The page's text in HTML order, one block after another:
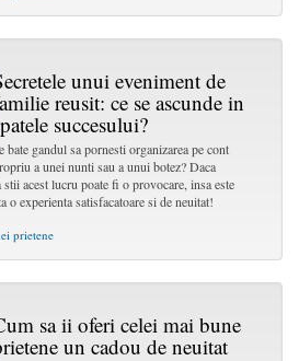
unui eveniment de
reusit: ce se ascunde in
succesului?
bate gandul sa pornesti organizarea pe cont
a unei nunti sau a unui botez? Daca
stii acest lucru poate fi o provocare, insa este
o experienta satisfacatoare si de neuitat!
prietene
sa ii oferi celei mai bune
un cadou de neuitat